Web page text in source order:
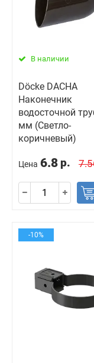
В наличии
Döcke DACHA
Наконечник
водосточной
мм (Светло-
коричневый)
Цена 6.8 р.
-10%